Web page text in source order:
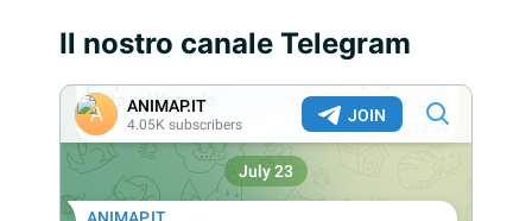
Il nostro canale Telegram